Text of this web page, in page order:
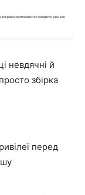
невдячні й
збірка
перед